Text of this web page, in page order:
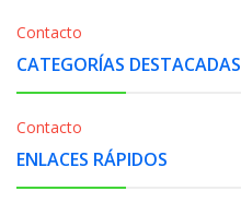
Contacto
CATEGORÍAS DESTACADAS
Contacto
ENLACES RÁPIDOS